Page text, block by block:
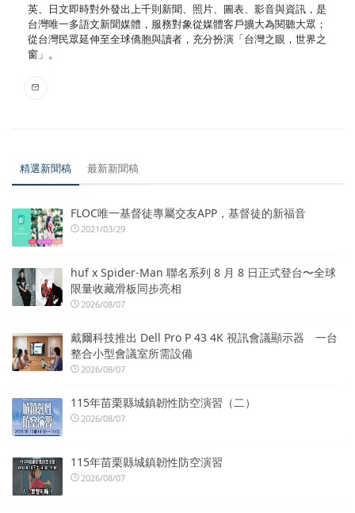
英、日文即時對外發出上千則新聞、照片、圖表、影音與資訊，是
台灣唯一多語文新聞媒體，服務對象從媒體客戶擴大為閱聽大眾；
從台灣民眾延伸至全球僑胞與讀者，充分扮演「台灣之眼，世界之
窗」。
精選新聞稿 最新新聞稿
FLOC唯一基督徒專屬交友APP，基督徒的新福音
2021/03/29
huf x Spider-Man 聯名系列 8 月 8 日正式登台〜全球
限量收藏滑板同步亮相
2026/08/07
戴爾科技推出 Dell Pro P 43 4K 視訊會議顯示器 一台
整合小型會議室所需設備
2026/08/07
115年苗栗縣城鎮韌性防空演習（二）
2026/08/07
115年苗栗縣城鎮韌性防空演習
2026/08/07